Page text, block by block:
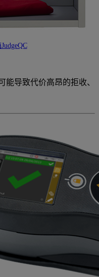
能导致代价高昂的拒收、